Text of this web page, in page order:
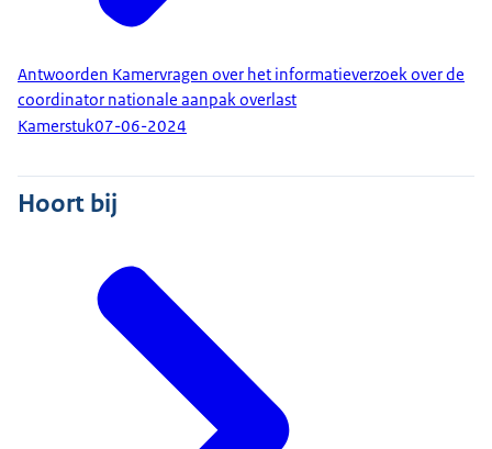
Antwoorden Kamervragen over het informatieverzoek over de
coordinator nationale aanpak overlast
Kamerstuk07-06-2024
Hoort bij